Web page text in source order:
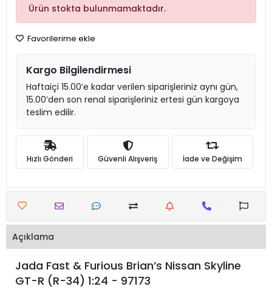
Ürün stokta bulunmamaktadır.
Favorilerime ekle
Kargo Bilgilendirmesi
Haftaiçi 15.00’e kadar verilen siparişleriniz aynı gün,
15.00’den son renal siparişleriniz ertesi gün kargoya
teslim edilir.
Hızlı Gönderi Güvenli Alışveriş İade ve Değişim
Açıklama
Jada Fast & Furious Brian’s Nissan Skyline
GT-R (R-34) 1:24 - 97173